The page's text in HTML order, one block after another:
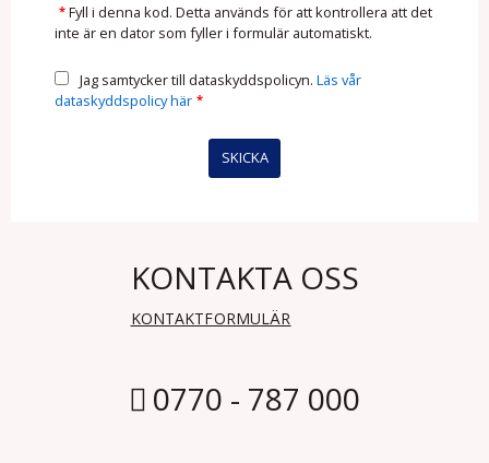
* Fyll i denna kod. Detta används för att kontrollera att det
inte är en dator som fyller i formulär automatiskt.
Jag samtycker till dataskyddspolicyn. Läs vår
dataskyddspolicy här *
KONTAKTA OSS
KONTAKTFORMULÄR
0770 - 787 000